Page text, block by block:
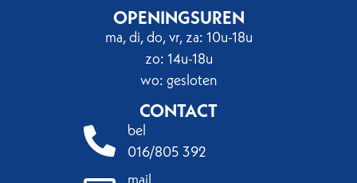
OPENINGSUREN
ma, di, do, vr, za: 10u-18u
zo: 14u-18u
wo: gesloten
CONTACT
bel
016/805 392